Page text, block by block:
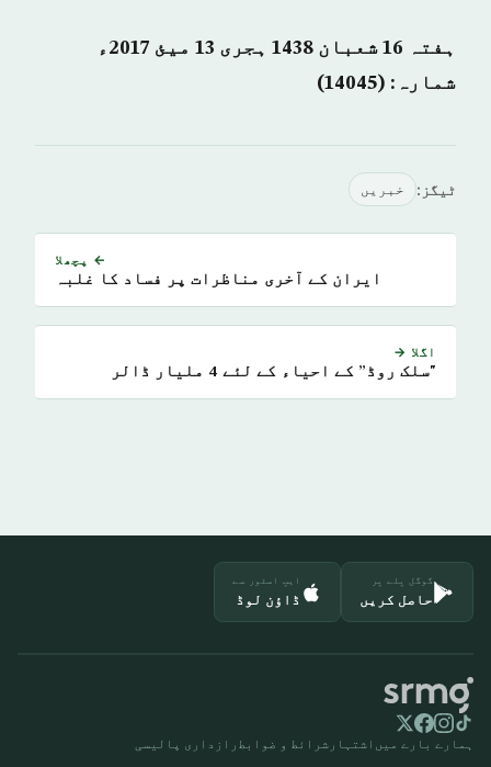
ہفتہ 16 شعبان 1438 ہجری­ 13
میئ 2017ء
شمارہ: (14045)
ٹیگز: خبريں
← پچھلا
ایران کے آخری مناظرات پر فساد کا غلبہ
اگلا →
"سلک روڈ” کے احیاء کے لئے 4 ملیار ڈالر
گوگل پلے پر
حاصل کریں
ایپ اسٹور سے
ڈاؤن لوڈ
ہمارے بارے میں اشتہار شرائط و ضوابط رازداری پالیسی